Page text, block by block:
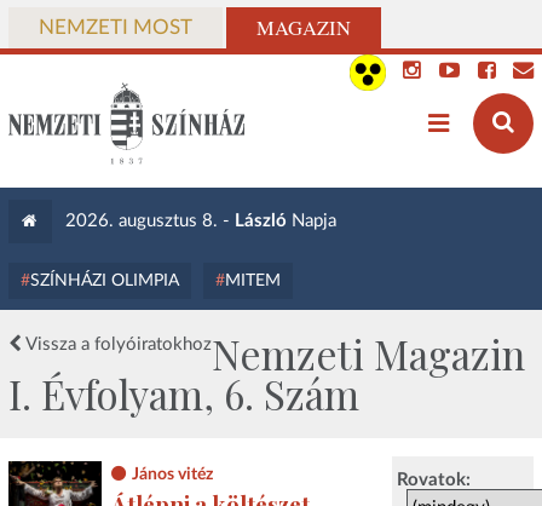
NEMZETI MOST MAGAZIN
2026. augusztus 8. - László Napja
SZÍNHÁZI OLIMPIA MITEM
Vissza a folyóiratokhozNemzeti Magazin
I. Évfolyam, 6. Szám
Rovatok:
János vitéz